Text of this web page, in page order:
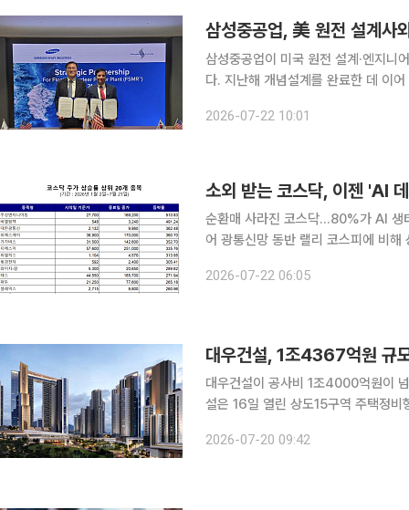
삼성중공업, 美 원전 설계사
삼성중공업이 미국 원전 설계·엔지
다. 지난해 개념설계를 완료한 데 이
(Sargent & Lundy·S&L)와 범용
2026-07-22 10:01
소외 받는 코스닥, 이젠 'AI
순환매 사라진 코스닥…80%가 AI 생
어 광통신망 동반 랠리 코스피에 비해 상대적으로 소외받고 있는 코스닥 시장에서도 주도주가 완전
데이터센터 증설이라는 거대 인프라
2026-07-22 06:05
대우건설, 1조4367억원 규
대우건설이 공사비 1조4000억원이 넘
설은 16일 열린 상도15구역 주택정
3207가구 규모의 공동주택과 부대복
2026-07-20 09:42